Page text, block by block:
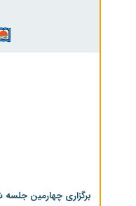
برگزاری چهارمین